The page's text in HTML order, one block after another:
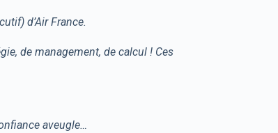
d’Air France.
de management, de calcul ! Ces
aveugle…